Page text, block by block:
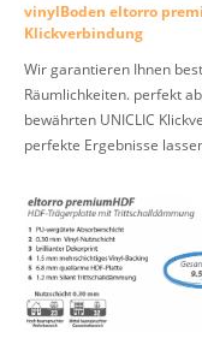
vinylBoden eltorro
Klickverbindung
Wir garantieren Ihnen
Räumlichkeiten. perfekt
bewährten UNICLIC
perfekte Ergebnisse